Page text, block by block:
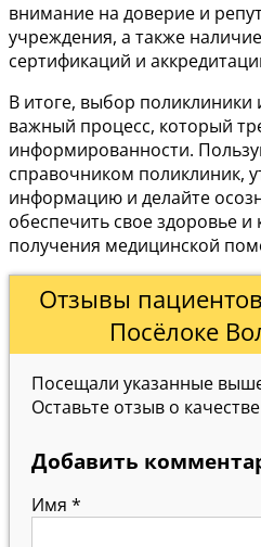
внимание на доверие и
учреждения, а также
сертификаций и
В итоге, выбор поликлиники
важный процесс, который
информированности.
справочником поликлиник,
информацию и делайте
обеспечить свое здоровье
получения медицинской
Отзывы
Посёлоке
Посещали указанные
Оставьте отзыв о
Добавить
Имя *